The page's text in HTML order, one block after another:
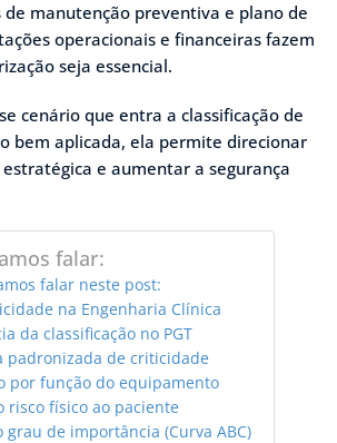
de manutenção preventiva e plano de
operacionais e financeiras fazem
seja essencial.
cenário que entra a classificação de
bem aplicada, ela permite direcionar
e aumentar a segurança
falar:
falar neste post:
na Engenharia Clínica
da classificação no PGT
padronizada de criticidade
por função do equipamento
risco físico ao paciente
grau de importância (Curva ABC)